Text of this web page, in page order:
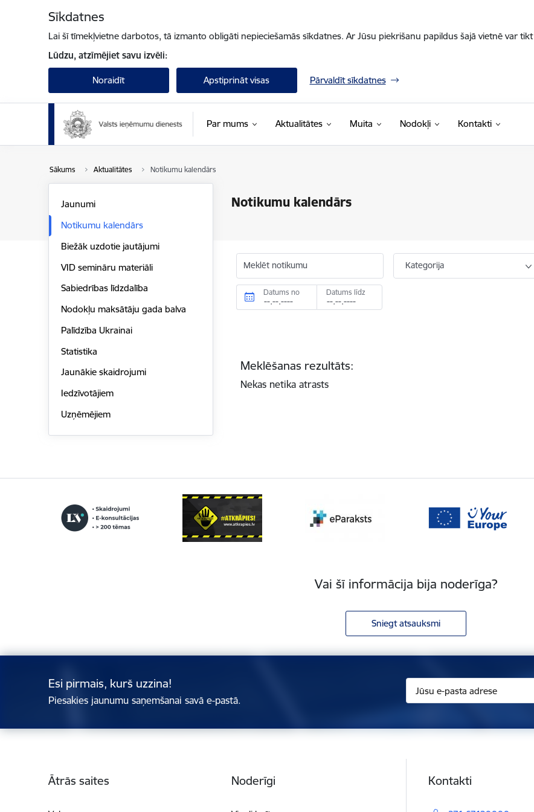
Sīkdatnes
Lai šī tīmekļvietne darbotos, tā izmanto obligāti nepieciešamās sīkdatnes. Ar Jūsu piekrišanu papildus šajā vietnē var
Lūdzu, atzīmējiet savu izvēli:
Noraidīt Apstiprināt visas Pārvaldīt sīkdatnes
Par mums Aktualitātes Muita Nodokļi Kontakti
Sākums Aktualitātes Notikumu kalendārs
Notikumu kalendārs
Jaunumi
Notikumu kalendārs
Biežāk uzdotie jautājumi
VID semināru materiāli
Sabiedrības līdzdalība
Nodokļu maksātāju gada balva
Palīdzība Ukrainai
Statistika
Jaunākie skaidrojumi
Iedzīvotājiem
Uzņēmējiem
Meklēt notikumu Kategorija
Datums no Datums līdz
Meklēšanas rezultāts:
Nekas netika atrasts
Vai šī informācija bija noderīga?
Sniegt atsauksmi
Esi pirmais, kurš uzzina!
Piesakies jaunumu saņemšanai savā e-pastā.
Ātrās saites Noderīgi Kontakti